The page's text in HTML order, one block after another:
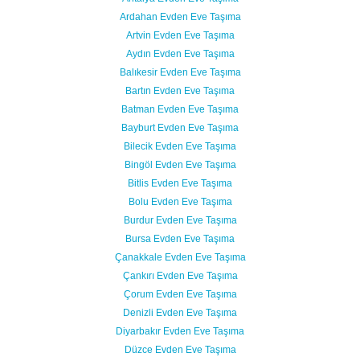
Ardahan Evden Eve Taşıma
Artvin Evden Eve Taşıma
Aydın Evden Eve Taşıma
Balıkesir Evden Eve Taşıma
Bartın Evden Eve Taşıma
Batman Evden Eve Taşıma
Bayburt Evden Eve Taşıma
Bilecik Evden Eve Taşıma
Bingöl Evden Eve Taşıma
Bitlis Evden Eve Taşıma
Bolu Evden Eve Taşıma
Burdur Evden Eve Taşıma
Bursa Evden Eve Taşıma
Çanakkale Evden Eve Taşıma
Çankırı Evden Eve Taşıma
Çorum Evden Eve Taşıma
Denizli Evden Eve Taşıma
Diyarbakır Evden Eve Taşıma
Düzce Evden Eve Taşıma